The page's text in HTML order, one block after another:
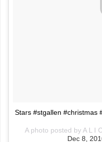
Stars #stgallen #christmas
A photo posted by A L I
Dec 8,